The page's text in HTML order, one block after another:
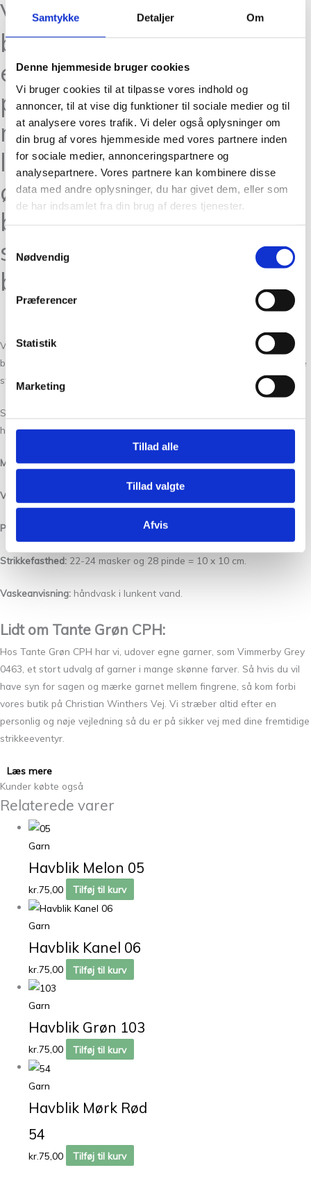
Samtykke Detaljer Om
Denne hjemmeside bruger cookies
Vi bruger cookies til at tilpasse vores indhold og
annoncer, til at vise dig funktioner til sociale medier og til
at analysere vores trafik. Vi deler også oplysninger om
din brug af vores hjemmeside med vores partnere inden
for sociale medier, annonceringspartnere og
analysepartnere. Vores partnere kan kombinere disse
data med andre oplysninger, du har givet dem, eller som
de har indsamlet fra din brug af deres tjenester.
Nødvendig
Præferencer
Statistik
Marketing
Tillad alle
Tillad valgte
Afvis
Vimmerby Grey 0463 er
bæredygtig strik, da det
er produceret med fokus
på at minimere
miljøpåvirkningen. Der er
lagt vægt på at bruge
økologisk uld og en
bæredygtig produktion,
som er ansvarlig overfor
både dyrene og miljøet.
Vimmerby repræsentere en garn kvaliteten der er blød, varm og
bæredygtig kvalitet, som er ideel til strikning af lækre, bløde og varme
strikkeprojekter i stort og småt til kolde sommerdage eller til vinter.
Strik og hækl sweatre til dig selv i denne garn. På pinde 4 går det jo
hurtigt.
Materiale:70% Økologisk Merino Uld og 30 % Alpaca.
Vægt/Løbelængde:
Pinde:
Strikkefasthed: 22-24 masker og 28 pinde = 10 x 10 cm.
Vaskeanvisning: håndvask i lunkent vand.
Lidt om Tante Grøn CPH:
Hos Tante Grøn CPH har vi, udover egne garner, som Vimmerby Grey
0463, et stort udvalg af garner i mange skønne farver. Så hvis du vil
have syn for sagen og mærke garnet mellem fingrene, så kom forbi
vores butik på Christian Winthers Vej. Vi stræber altid efter en
personlig og nøje vejledning så du er på sikker vej med dine fremtidige
strikkeeventyr.
Læs mere
Kunder købte også
Relaterede varer
Garn
Havblik Melon 05
kr.75,00 Tilføj til kurv
Garn
Havblik Kanel 06
kr.75,00 Tilføj til kurv
Garn
Havblik Grøn 103
kr.75,00 Tilføj til kurv
Garn
Havblik Mørk Rød
54
kr.75,00 Tilføj til kurv